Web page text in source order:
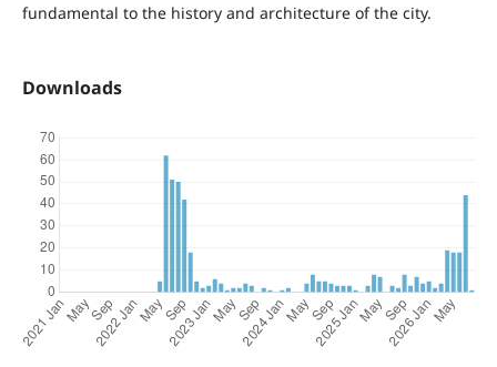
fundamental to the history and architecture of the city.
Downloads